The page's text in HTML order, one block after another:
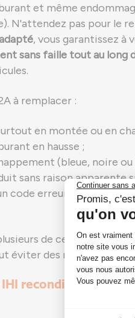
et même
N'attendez pas pour le
, vous garantissez à
sans faille tout au long
à remplacer :
en montée ou en
en hausse ;
(bleue, noire
sans raison apparente
code erreur peut
de ces signes,
éviter des réparations
reconditionné :